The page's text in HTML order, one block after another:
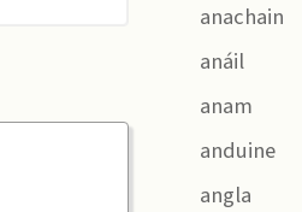
anachain
anáil
anam
anduine
angla